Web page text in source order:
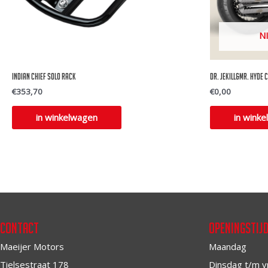
Indian Chief Solo Rack
€353,70
in winkelwagen
Dr. Jekill&Mr.
€0,00
in
Contact
Maeijer Motors
Tielsestraat 178
Maandag
Dinsdag t/m